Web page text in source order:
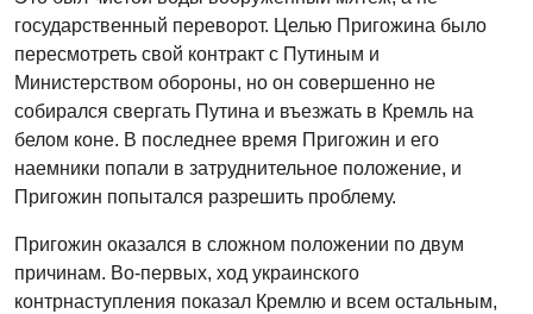
государственный переворот. Целью Пригожина было
пересмотреть свой контракт с Путиным и
Министерством обороны, но он совершенно не
собирался свергать Путина и въезжать в Кремль на
белом коне. В последнее время Пригожин и его
наемники попали в затруднительное положение, и
Пригожин попытался разрешить проблему.
Пригожин оказался в сложном положении по двум
причинам. Во-первых, ход украинского
контрнаступления показал Кремлю и всем остальным,